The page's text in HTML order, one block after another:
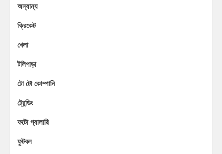
অন্যান্য
ক্রিকেট
খেলা
টলিপাড়া
টো টো কোম্পানি
ট্রেন্ডিং
ফটো গ্যালারি
ফুটবল